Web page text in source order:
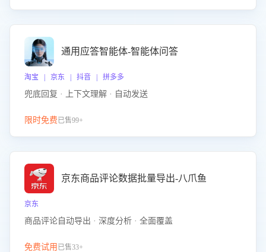
通用应答智能体-智能体问答
淘宝 | 京东 | 抖音 | 拼多多
兜底回复 · 上下文理解 · 自动发送
限时免费已售99+
京东商品评论数据批量导出-八爪鱼
京东
商品评论自动导出 · 深度分析 · 全面覆盖
免费试用 已售33+